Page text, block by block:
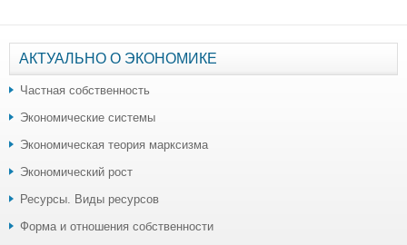
АКТУАЛЬНО О ЭКОНОМИКЕ
Частная собственность
Экономические системы
Экономическая теория марксизма
Экономический рост
Ресурсы. Виды ресурсов
Форма и отношения собственности